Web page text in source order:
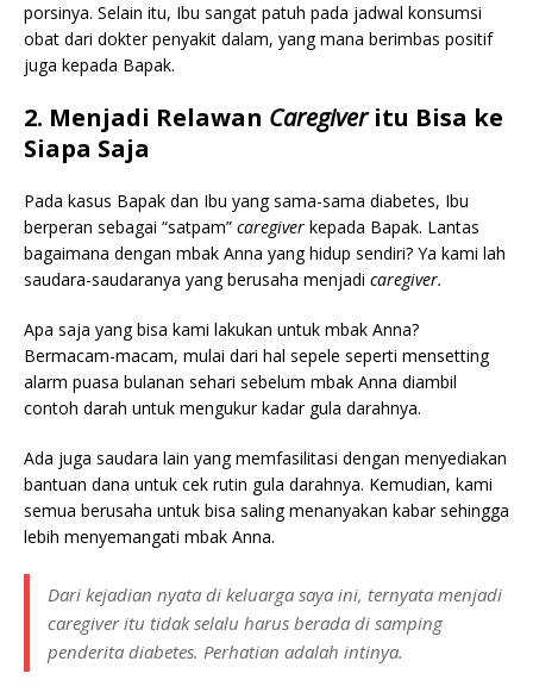
porsinya. Selain itu, Ibu sangat patuh pada jadwal konsumsi
obat dari dokter penyakit dalam, yang mana berimbas positif
juga kepada Bapak.
2. Menjadi Relawan Caregiveritu Bisa ke
Siapa Saja
Pada kasus Bapak dan Ibu yang sama-sama diabetes, Ibu
berperan sebagai “satpam” caregiver kepada Bapak. Lantas
bagaimana dengan mbak Anna yang hidup sendiri? Ya kami lah
saudara-saudaranya yang berusaha menjadi caregiver.
Apa saja yang bisa kami lakukan untuk mbak Anna?
Bermacam-macam, mulai dari hal sepele seperti mensetting
alarm puasa bulanan sehari sebelum mbak Anna diambil
contoh darah untuk mengukur kadar gula darahnya.
Ada juga saudara lain yang memfasilitasi dengan menyediakan
bantuan dana untuk cek rutin gula darahnya. Kemudian, kami
semua berusaha untuk bisa saling menanyakan kabar sehingga
lebih menyemangati mbak Anna.
Dari kejadian nyata di keluarga saya ini, ternyata menjadi
caregiveritu tidak selalu harus berada di samping
penderita diabetes. Perhatian adalah intinya.